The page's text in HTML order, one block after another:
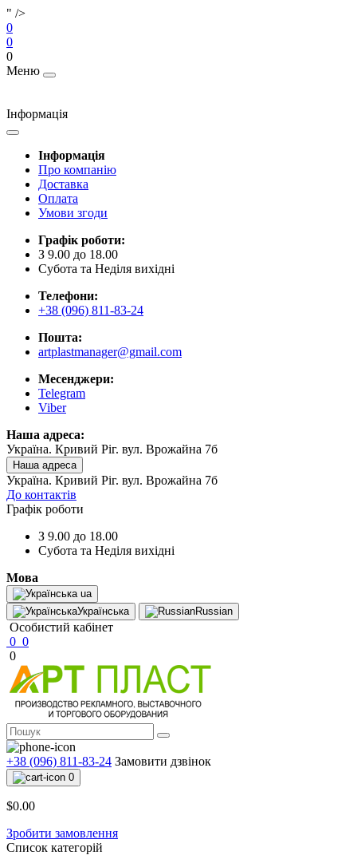
" />
0
0
0
Меню
Інформація
Інформація
Про компанію
Доставка
Оплата
Умови згоди
Графік роботи:
З 9.00 до 18.00
Субота та Неділя вихідні
Телефони:
+38 (096) 811-83-24
Пошта:
artplastmanager@gmail.com
Месенджери:
Telegram
Viber
Наша адреса:
Україна. Кривий Ріг. вул. Врожайна 7б
Наша адреса
Україна. Кривий Ріг. вул. Врожайна 7б
До контактів
Графік роботи
З 9.00 до 18.00
Субота та Неділя вихідні
Мова
ua
Українська
Russian
Особистий кабінет
0 0
0
+38 (096) 811-83-24 Замовити дзвінок
0
$0.00
Зробити замовлення
Список категорій